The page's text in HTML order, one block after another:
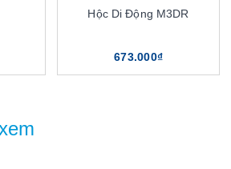
Hộc Di Động M3DR
673.000₫